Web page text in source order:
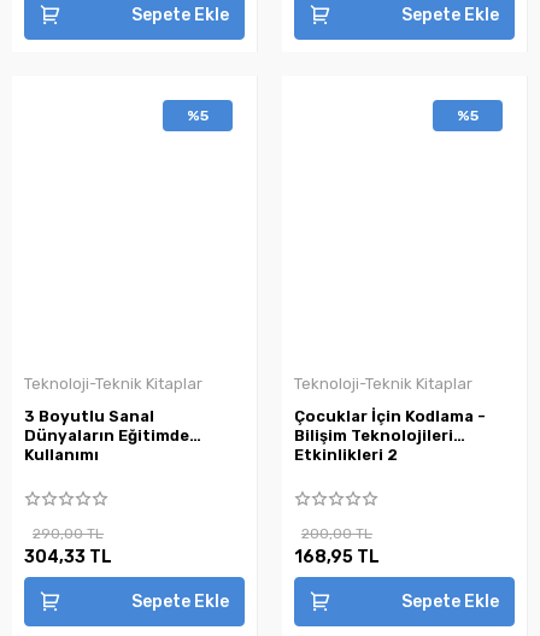
Sepete Ekle Sepete Ekle
%5
Teknoloji-Teknik Kitaplar
3 Boyutlu Sanal
Dünyaların Eğitimde
Kullanımı
290,00 TL
304,33 TL
Sepete Ekle
%5
Teknoloji-Teknik Kitaplar
Çocuklar İçin Kodlama -
Bilişim Teknolojileri
Etkinlikleri 2
200,00 TL
168,95 TL
Sepete Ekle